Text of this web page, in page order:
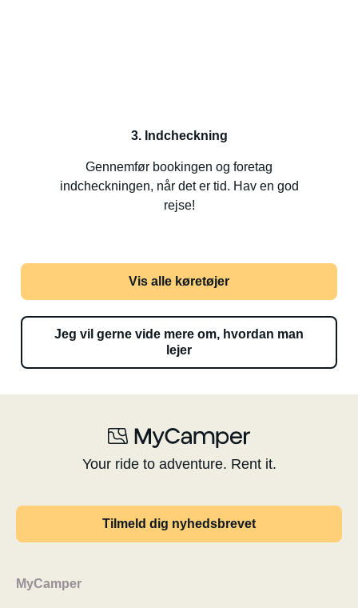
3. Indcheckning
Gennemfør bookingen og foretag
indcheckningen, når det er tid. Hav en god
rejse!
Vis alle køretøjer
Jeg vil gerne vide mere om, hvordan man
lejer
Your ride to adventure. Rent it.
Tilmeld dig nyhedsbrevet
MyCamper